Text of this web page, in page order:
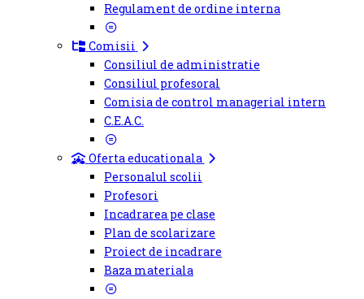
Regulament de ordine interna
Comisii
Consiliul de administratie
Consiliul profesoral
Comisia de control managerial intern
C.E.A.C.
Oferta educationala
Personalul scolii
Profesori
Incadrarea pe clase
Plan de scolarizare
Proiect de incadrare
Baza materiala